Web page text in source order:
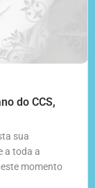
do CCS,
sua
a toda a
momento